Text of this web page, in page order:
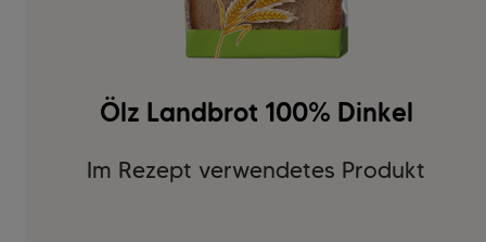
Ölz Landbrot 100% Dinkel
Im Rezept verwendetes Produkt